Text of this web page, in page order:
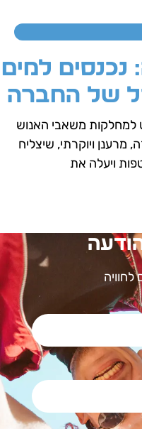
נכנסים למים
של החברה
משאבי האנוש
מרענן ויוקרתי, שיצליח
ויעלה את